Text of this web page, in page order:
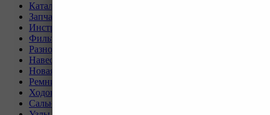
Каталог
Запчасти для двигателей и сопутствующих систем
Инструмент и материалы для СТО
Фильтры для спецтехники
Разное
Навесное оборудование для экскаваторов
Новая спецтехника
Ремни для спецтехники
Ходовая часть для спецтехники
Сальники, прокладки, кольца для спецтехники